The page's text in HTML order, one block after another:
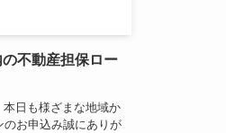
不動産担保ロー
日も様ざまな地域か
のお申込み誠にありが